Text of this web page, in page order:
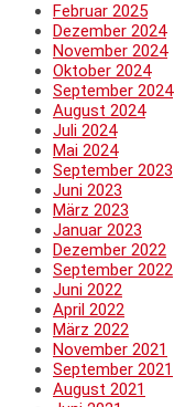
Februar 2025
Dezember 2024
November 2024
Oktober 2024
September 2024
August 2024
Juli 2024
Mai 2024
September 2023
Juni 2023
März 2023
Januar 2023
Dezember 2022
September 2022
Juni 2022
April 2022
März 2022
November 2021
September 2021
August 2021